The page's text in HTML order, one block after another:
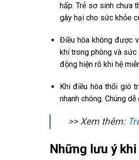
hấp. Trẻ sơ sinh chưa
gây hại cho sức khỏe
Điều hòa không được
khí trong phòng và sức
động hiện rõ khi hệ
Khi điều hòa thổi gió
nhanh chóng. Chúng
>> Xem thêm:
Những lưu ý